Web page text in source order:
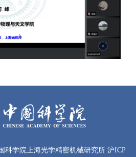
科学院上海光学精密机械研究所 沪ICP